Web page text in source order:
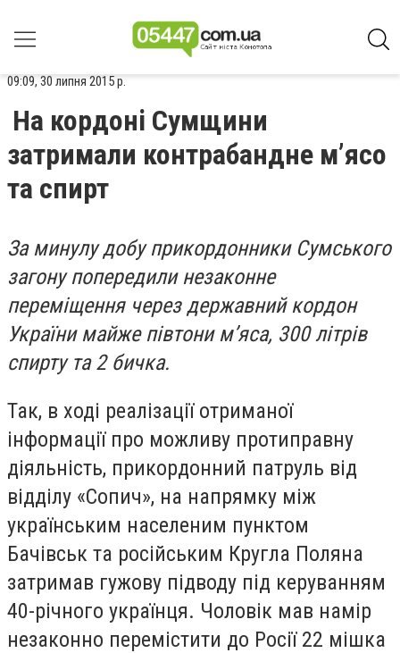
09:09, 30 липня 2015 р.
На кордоні Сумщини
затримали контрабандне м’ясо
та спирт
За минулу добу прикордонники Сумського
загону попередили незаконне
переміщення через державний кордон
України майже півтони м’яса, 300 літрів
спирту та 2 бичка.
Так, в ході реалізації отриманої
інформації про можливу протиправну
діяльність, прикордонний патруль від
відділу «Сопич», на напрямку між
українським населеним пунктом
Бачівськ та російським Кругла Поляна
затримав гужову підводу під керуванням
40-річного українця. Чоловік мав намір
незаконно перемістити до Росії 22 мішка